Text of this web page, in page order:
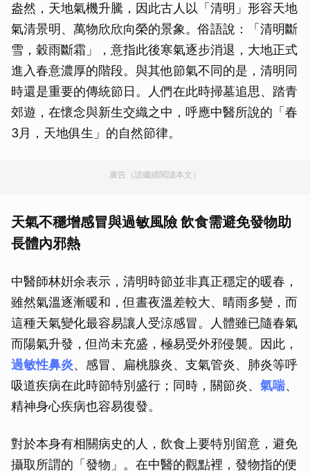
盎然，天地氣機升騰，因此古人以「清明」形容天地
氣清景明、萬物欣欣向榮的景象。俗語說：「清明斷
雪，穀雨斷霜」，意指此後寒氣逐步消退，大地正式
進入春意濃厚的階段。與其他節氣不同的是，清明同
時還是重要的傳統節日。人們在此時掃墓追思、踏青
郊遊，在懷念與新生交織之中，呼應中醫所說的「春
3月，天地俱生」的自然節律。
廣告（請繼續閱讀本文）
天氣不穩增感冒與過敏風險 飲食需避免發物助
長體內邪熱
中醫師林姸余表示，清明時節並非真正穩定的暖春，
雖然氣溫逐漸暖和，但晝夜溫差較大、晴雨多變，而
這種天氣變化最容易讓人受涼感冒。人體雖已隨春氣
而陽氣升發，但尚未充盛，極易受外邪侵襲。因此，
過敏性鼻炎、感冒、扁桃腺炎、支氣管炎、肺炎等呼
吸道疾病在此時節特別盛行；同時，關節炎、 氣喘、
精神身心疾病也容易復發。
對於本身有相關病史的人，飲食上要特別留意，避免
攝取所謂的「發物」。在中醫的觀點裡，發物指的便